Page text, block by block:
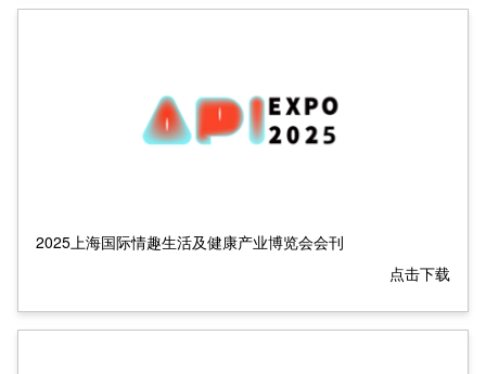
2025上海国际情趣生活及健康产业博览会会刊
点击下载